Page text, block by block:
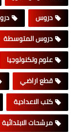
دروس
دروس المتوسطة
علوم وتكنولوجيا
قطع اراضي
كتب الاعدادية
مرشحات الابتدائية